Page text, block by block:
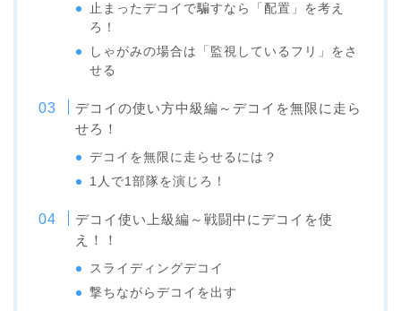
止まったデコイで騙すなら「配置」を考え
ろ！
しゃがみの場合は「監視しているフリ」をさ
せる
デコイの使い方中級編～デコイを無限に走ら
せろ！
デコイを無限に走らせるには？
1人で1部隊を演じろ！
デコイ使い上級編～戦闘中にデコイを使
え！！
スライディングデコイ
撃ちながらデコイを出す